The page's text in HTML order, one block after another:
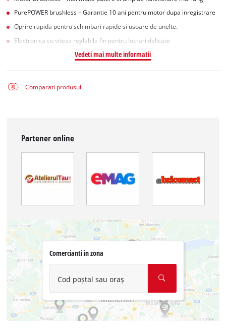
PurePOWER brushless – Garantie 10 ani pentru motor dupa inregistrare
Oprire rapida pentru schimbari rapide si usoare de unelte.
Electronica cu viteza reglabila fin pentru lucrari delicate
Vedeti mai multe informatii
Comparati produsul
Partener online
Comercianti in zona
Cod poștal sau oraș